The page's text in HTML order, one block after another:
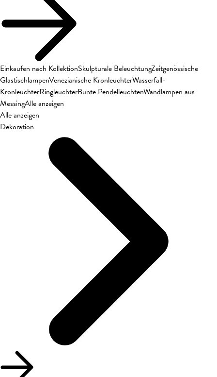
Einkaufen nach KollektionSkulpturale BeleuchtungZeitgenössische
GlastischlampenVenezianische KronleuchterWasserfall-
KronleuchterRingleuchterBunte PendelleuchtenWandlampen aus
MessingAlle anzeigen
Alle anzeigen
Dekoration